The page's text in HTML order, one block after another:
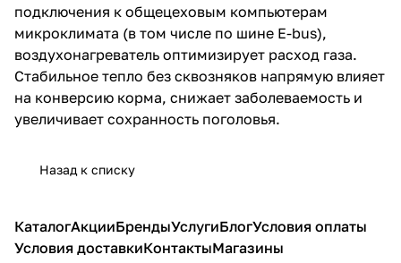
подключения к общецеховым компьютерам
микроклимата (в том числе по шине E-bus),
воздухонагреватель оптимизирует расход газа.
Стабильное тепло без сквозняков напрямую влияет
на конверсию корма, снижает заболеваемость и
увеличивает сохранность поголовья.
Назад к списку
КаталогАкцииБрендыУслугиБлогУсловия оплаты
Условия доставкиКонтактыМагазины